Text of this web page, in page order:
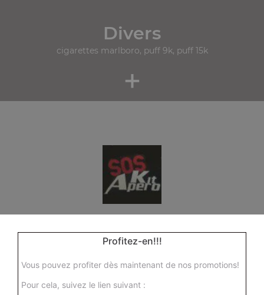
Divers
cigarettes marlboro, puff 9k, puff 15k
+
37, Cours Berriat
Profitez-en!!!
Vous pouvez profiter dès maintenant de nos promotions!
Pour cela, suivez le lien suivant :